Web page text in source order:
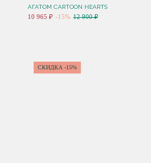
АГАТОМ CARTOON HEARTS
10 965 ₽ -15% 12 900 ₽
СКИДКА -15%